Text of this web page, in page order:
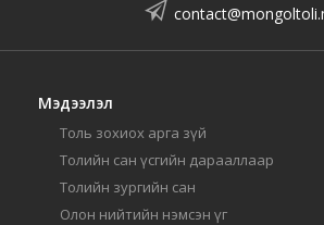
Мэдээлэл
Толь зохиох арга зүй
Толийн сан үсгийн дарааллаар
Толийн зургийн сан
Олон нийтийн нэмсэн үг